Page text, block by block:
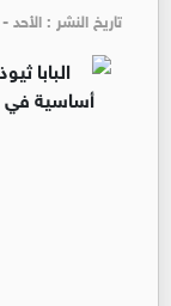
تاريخ النشر : الأحد - am 11:42 | 2026-06-14